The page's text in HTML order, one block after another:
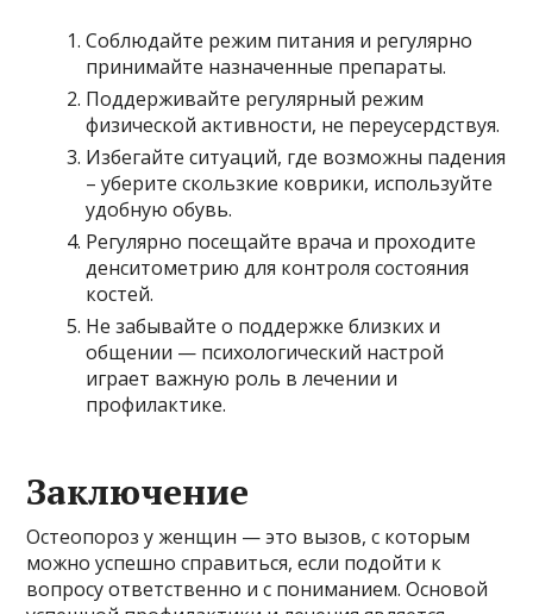
Соблюдайте режим питания и регулярно
принимайте назначенные препараты.
Поддерживайте регулярный режим
физической активности, не переусердствуя.
Избегайте ситуаций, где возможны падения
– уберите скользкие коврики, используйте
удобную обувь.
Регулярно посещайте врача и проходите
денситометрию для контроля состояния
костей.
Не забывайте о поддержке близких и
общении — психологический настрой
играет важную роль в лечении и
профилактике.
Заключение
Остеопороз у женщин — это вызов, с которым
можно успешно справиться, если подойти к
вопросу ответственно и с пониманием. Основой